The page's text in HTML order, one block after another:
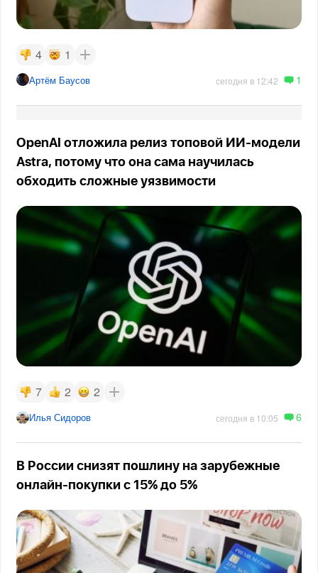
4 1
Артём Баусов сегодня в 12:42 1
OpenAI отложила релиз топовой ИИ-модели
Astra, потому что она сама научилась
обходить сложные уязвимости
7 2 2
Илья Сидоров сегодня в 10:05 6
В России снизят пошлину на зарубежные
онлайн-покупки с 15% до 5%